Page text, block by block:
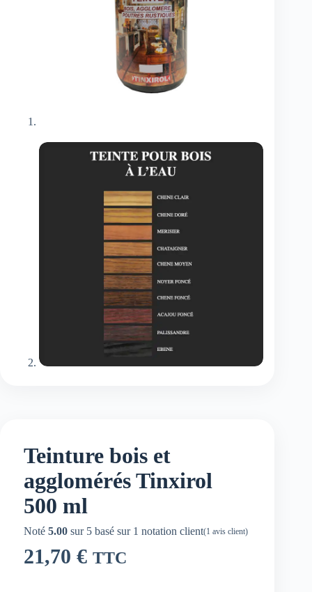
Teinture bois et
agglomérés Tinxirol
500 ml
Noté 5.00 sur 5 basé sur 1 notation client(1 avis client)
21,70 € TTC